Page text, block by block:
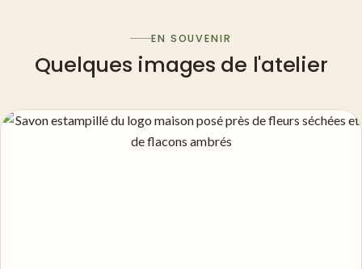
EN SOUVENIR
Quelques images de l'atelier